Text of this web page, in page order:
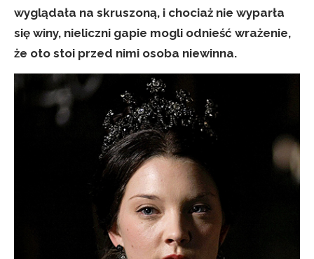
wyglądała na skruszoną, i chociaż nie wyparła
się winy, nieliczni gapie mogli odnieść wrażenie,
że oto stoi przed nimi osoba niewinna.